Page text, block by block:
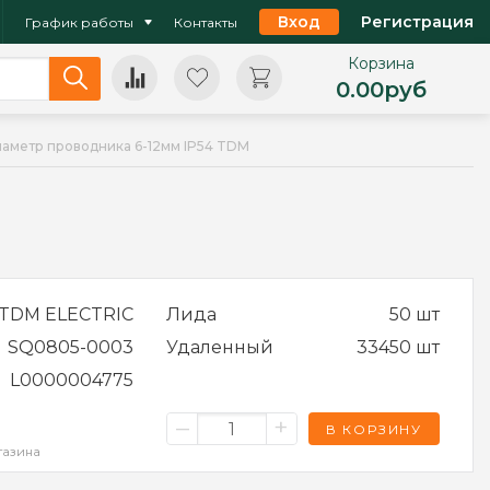
График работы Контакты Вход Регистрация
Корзина
0.00руб
проводника 6-12мм IP54 TDM
ELECTRIC
SQ0805-0003
L0000004775
Лида
50 шт
Удаленный
33450 шт
– + В КОРЗИНУ